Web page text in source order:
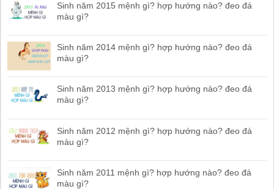
Sinh năm 2015 mệnh gì? hợp hướng nào? đeo đá
màu gì?
Sinh năm 2014 mệnh gì? hợp hướng nào? đeo đá
màu gì?
Sinh năm 2013 mệnh gì? hợp hướng nào? đeo đá
màu gì?
Sinh năm 2012 mệnh gì? hợp hướng nào? đeo đá
màu gì?
Sinh năm 2011 mệnh gì? hợp hướng nào? đeo đá
màu gì?